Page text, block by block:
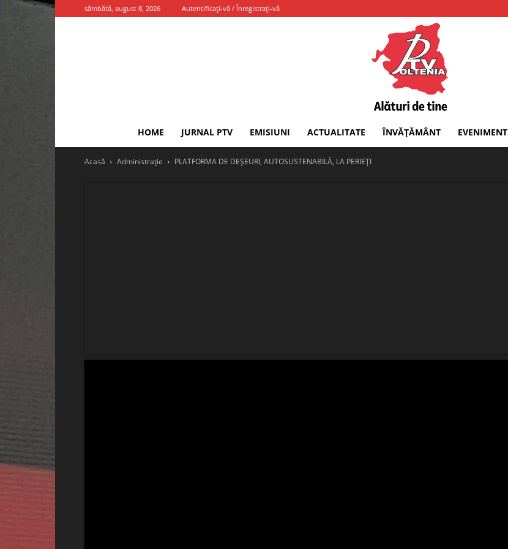
sâmbătă, august 8, 2026 Autentificați-vă / Înregistrați-vă
HOME JURNAL PTV EMISIUNI ACTUALITATE ÎNVĂȚĂMÂNT EVENIMENT
Acasă Administrație PLATFORMA DE DEŞEURI, AUTOSUSTENABILĂ, LA PERIEŢI